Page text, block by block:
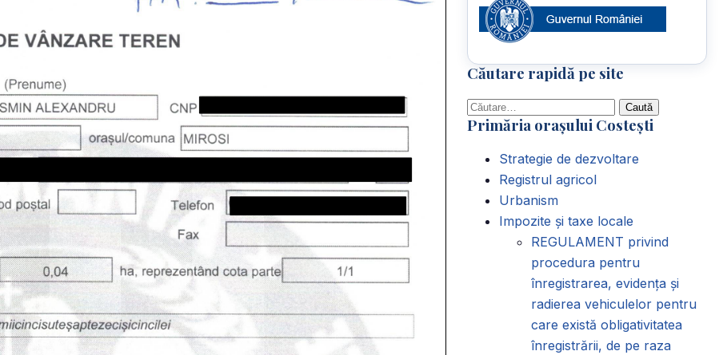
Căutare rapidă pe site
Caută
după:
Primăria orașului Costești
Strategie de dezvoltare
Registrul agricol
Urbanism
Impozite și taxe locale
REGULAMENT privind
procedura pentru
înregistrarea, evidența și
radierea vehiculelor pentru
care există obligativitatea
înregistrării, de pe raza